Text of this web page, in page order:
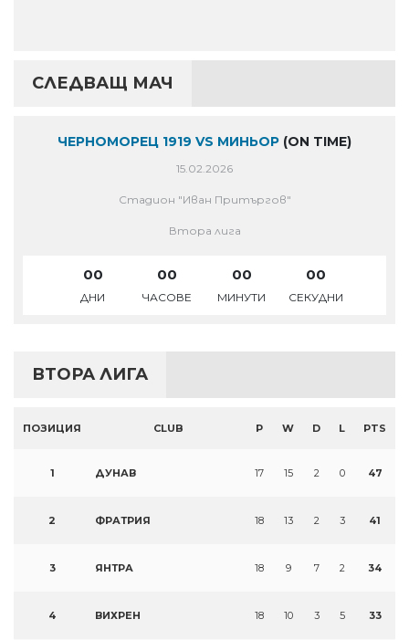
СЛЕДВАЩ МАЧ
ЧЕРНОМОРЕЦ 1919 VS МИНЬОР (ON TIME)
15.02.2026
Стадион "Иван Притъргов"
Втора лига
00
ДНИ
00
ЧАСОВЕ
00
МИНУТИ
00
СЕКУДНИ
ВТОРА ЛИГА
ПОЗИЦИЯ CLUB P W D L PTS
1 ДУНАВ 17 15 2 0 47
2 ФРАТРИЯ 18 13 2 3 41
3 ЯНТРА 18 9 7 2 34
4 ВИХРЕН 18 10 3 5 33